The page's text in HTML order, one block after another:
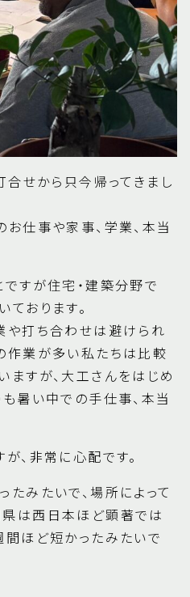
合せから只今帰ってきまし
仕事や家事、学業、本当
すが住宅・建築分野で
おります。
や打ち合わせは避けられ
作業が多い私たちは比較
ますが、大工さんをはじめ
暑い中での手仕事、本当
、非常に心配です。
みたいで、場所によって
は西日本ほど顕著では
間ほど短かったみたいで